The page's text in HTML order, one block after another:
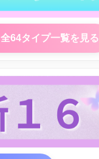
64タイプ一覧を見る